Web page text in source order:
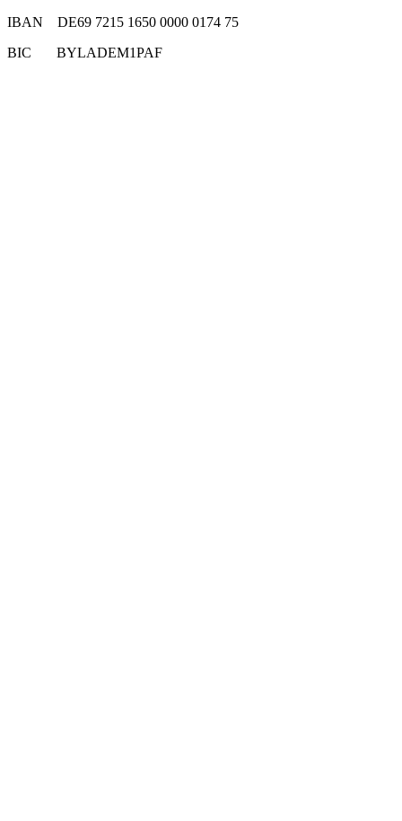
IBAN DE69 7215 1650 0000 0174 75
BIC BYLADEM1PAF